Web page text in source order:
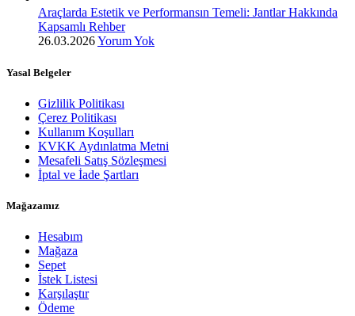
Araçlarda Estetik ve Performansın Temeli: Jantlar Hakkında
Kapsamlı Rehber
26.03.2026Yorum Yok
Yasal Belgeler
Gizlilik Politikası
Çerez Politikası
Kullanım Koşulları
KVKK Aydınlatma Metni
Mesafeli Satış Sözleşmesi
İptal ve İade Şartları
Mağazamız
Hesabım
Mağaza
Sepet
İstek Listesi
Karşılaştır
Ödeme